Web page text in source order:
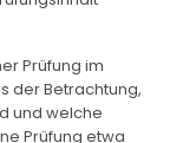
Prüfung im
der Betrachtung,
und welche
Prüfung etwa